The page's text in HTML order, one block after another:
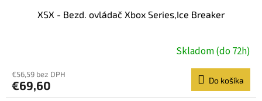
XSX - Bezd. ovládač Xbox Series,Ice Breaker
Skladom (do 72h)
€56,59 bez DPH
€69,60 Do košíka